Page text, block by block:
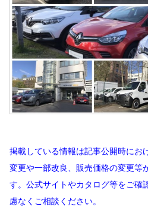
掲載している情報は記事公開時にお
変更や一部改良、販売価格の変更等
す。公式サイトやカタログ等をご確
慮なくご相談ください。